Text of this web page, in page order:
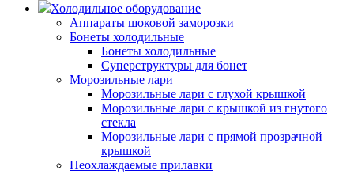
Холодильное оборудование
Аппараты шоковой заморозки
Бонеты холодильные
Бонеты холодильные
Суперструктуры для бонет
Морозильные лари
Морозильные лари с глухой крышкой
Морозильные лари с крышкой из гнутого
стекла
Морозильные лари с прямой прозрачной
крышкой
Неохлаждаемые прилавки